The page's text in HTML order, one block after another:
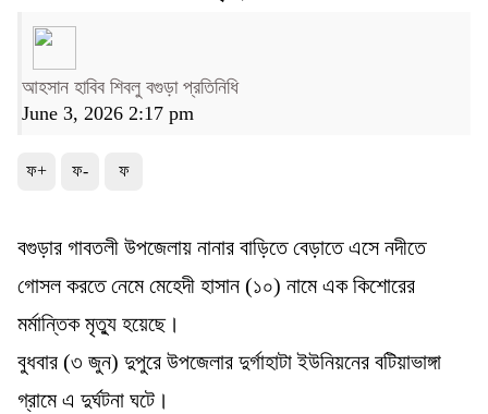
আহসান হাবিব শিবলু বগুড়া প্রতিনিধি
June 3, 2026 2:17 pm
ফ+ ফ- ফ
বগুড়ার গাবতলী উপজেলায় নানার বাড়িতে বেড়াতে এসে নদীতে
গোসল করতে নেমে মেহেদী হাসান (১০) নামে এক কিশোরের
মর্মান্তিক মৃত্যু হয়েছে।
বুধবার (৩ জুন) দুপুরে উপজেলার দুর্গাহাটা ইউনিয়নের বটিয়াভাঙ্গা
গ্রামে এ দুর্ঘটনা ঘটে।